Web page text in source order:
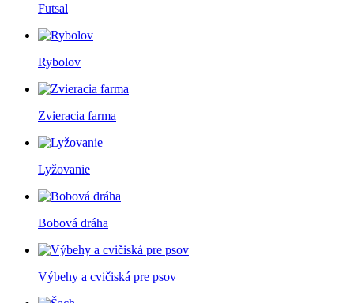
Futsal
Rybolov
Zvieracia farma
Lyžovanie
Bobová dráha
Výbehy a cvičiská pre psov